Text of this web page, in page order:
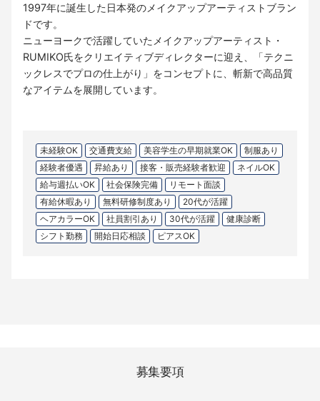
1997年に誕生した日本発のメイクアップアーティストブラン
ドです。
ニューヨークで活躍していたメイクアップアーティスト・
RUMIKO氏をクリエイティブディレクターに迎え、「テクニ
ックレスでプロの仕上がり」をコンセプトに、斬新で高品質
なアイテムを展開しています。
未経験OK 交通費支給 美容学生の早期就業OK
制服あり
経験者優遇
昇給あり 接客・販売経験者歓迎
ネイルOK
給与週払いOK
社会保険完備
リモート面談
有給休暇あり
無料研修制度あり
20代が活躍
ヘアカラーOK
社員割引あり 30代が活躍
健康診断
シフト勤務
開始日応相談 ピアスOK
募集要項